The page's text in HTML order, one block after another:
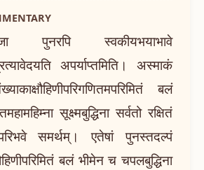
पुनरपि स्वकीयभयाभावे
अपर्याप्तमिति। अस्माकं
बलं
सूक्ष्मबुद्धिना सर्वतो रक्षितं
समर्थम्। एतेषां पुनस्तदल्पं
बलं भीमेन च चपलबुद्धिना